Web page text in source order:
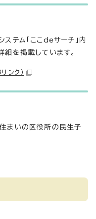
テム「ここdeサーチ」内
細を掲載しています。
リンク）
まいの区役所の民生子